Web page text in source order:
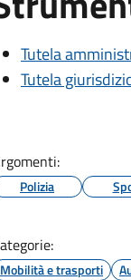
Tutela
Tutela
Polizia
Mobilità e trasporti